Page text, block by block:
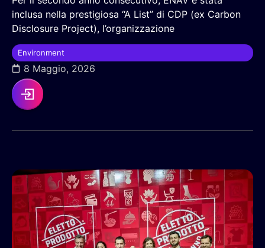
inclusa nella prestigiosa “A List” di CDP (ex Carbon
Disclosure Project), l’organizzazione
Environment
8 Maggio, 2026